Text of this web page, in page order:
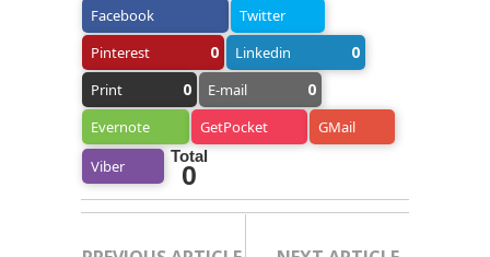
Facebook
Twitter
Pinterest
0 Linkedin 0
Print 0 E-mail 0
Evernote GetPocket GMail
Viber
Total
0